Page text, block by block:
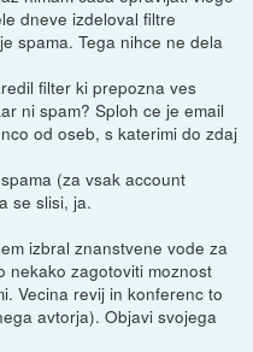
dneve izdeloval filtre
spama. Tega nihce ne dela
filter ki prepozna ves
ni spam? Sploh ce je email
od oseb, s katerimi do zdaj
(za vsak account
se slisi, ja.
izbral znanstvene vode za
nekako zagotoviti moznost
Vecina revij in konferenc to
avtorja). Objavi svojega